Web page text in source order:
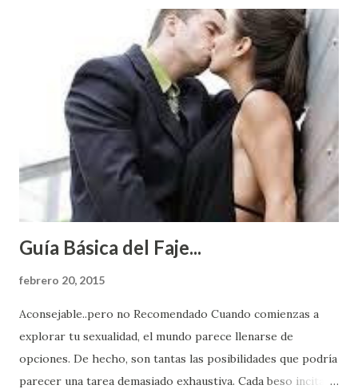
Guía Básica del Faje...
febrero 20, 2015
Aconsejable..pero no Recomendado Cuando comienzas a
explorar tu sexualidad, el mundo parece llenarse de
opciones. De hecho, son tantas las posibilidades que podría
parecer una tarea demasiado exhaustiva. Cada beso incita